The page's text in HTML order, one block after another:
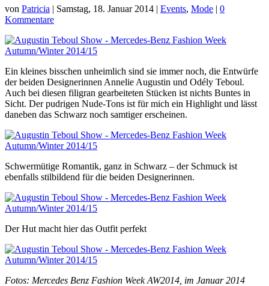
von Patricia | Samstag, 18. Januar 2014 | Events, Mode | 0
Kommentare
Ein kleines bisschen unheimlich sind sie immer noch, die Entwürfe
der beiden Designerinnen Annelie Augustin und Odély Teboul.
Auch bei diesen filigran gearbeiteten Stücken ist nichts Buntes in
Sicht. Der pudrigen Nude-Tons ist für mich ein Highlight und lässt
daneben das Schwarz noch samtiger erscheinen.
Schwermütige Romantik, ganz in Schwarz – der Schmuck ist
ebenfalls stilbildend für die beiden Designerinnen.
Der Hut macht hier das Outfit perfekt
Fotos: Mercedes Benz Fashion Week AW2014, im Januar 2014